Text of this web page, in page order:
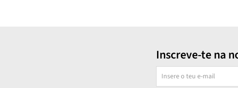
Inscreve-te na